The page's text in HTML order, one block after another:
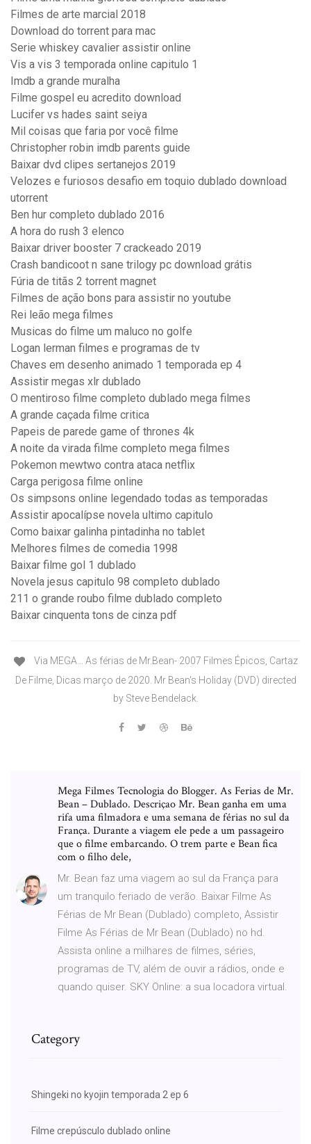
Filmes de arte marcial 2018
Download do torrent para mac
Serie whiskey cavalier assistir online
Vis a vis 3 temporada online capitulo 1
Imdb a grande muralha
Filme gospel eu acredito download
Lucifer vs hades saint seiya
Mil coisas que faria por você filme
Christopher robin imdb parents guide
Baixar dvd clipes sertanejos 2019
Velozes e furiosos desafio em toquio dublado download
utorrent
Ben hur completo dublado 2016
A hora do rush 3 elenco
Baixar driver booster 7 crackeado 2019
Crash bandicoot n sane trilogy pc download grátis
Fúria de titãs 2 torrent magnet
Filmes de ação bons para assistir no youtube
Rei leão mega filmes
Musicas do filme um maluco no golfe
Logan lerman filmes e programas de tv
Chaves em desenho animado 1 temporada ep 4
Assistir megas xlr dublado
O mentiroso filme completo dublado mega filmes
A grande caçada filme critica
Papeis de parede game of thrones 4k
A noite da virada filme completo mega filmes
Pokemon mewtwo contra ataca netflix
Carga perigosa filme online
Os simpsons online legendado todas as temporadas
Assistir apocalípse novela ultimo capitulo
Como baixar galinha pintadinha no tablet
Melhores filmes de comedia 1998
Baixar filme gol 1 dublado
Novela jesus capitulo 98 completo dublado
211 o grande roubo filme dublado completo
Baixar cinquenta tons de cinza pdf
Via MEGA… As férias de Mr.Bean- 2007 Filmes Épicos, Cartaz
De Filme, Dicas março de 2020. Mr Bean's Holiday (DVD) directed
by Steve Bendelack.
Mega Filmes Tecnologia do Blogger. As Ferias de Mr.
Bean – Dublado. Descriçao Mr. Bean ganha em uma
rifa uma filmadora e uma semana de férias no sul da
França. Durante a viagem ele pede a um passageiro
que o filme embarcando. O trem parte e Bean fica
com o filho dele,
Mr. Bean faz uma viagem ao sul da França para
um tranquilo feriado de verão. Baixar Filme As
Férias de Mr Bean (Dublado) completo, Assistir
Filme As Férias de Mr Bean (Dublado) no hd.
Assista online a milhares de filmes, séries,
programas de TV, além de ouvir a rádios, onde e
quando quiser. SKY Online: a sua locadora virtual.
Category
Shingeki no kyojin temporada 2 ep 6
Filme crepúsculo dublado online